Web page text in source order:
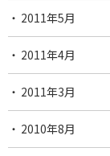
2011年5月
2011年4月
2011年3月
2010年8月